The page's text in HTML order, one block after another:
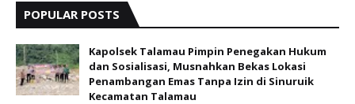
POPULAR POSTS
Kapolsek Talamau Pimpin Penegakan Hukum
dan Sosialisasi, Musnahkan Bekas Lokasi
Penambangan Emas Tanpa Izin di Sinuruik
Kecamatan Talamau